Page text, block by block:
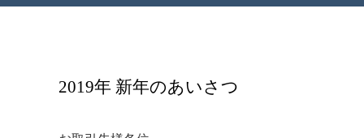
2019年 新年のあいさつ